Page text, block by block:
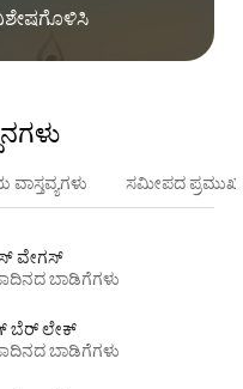
ವಿಶೇಷಗೊಳಿಸಿ
ಸಮೀಪದ ಪ್ರಮುಖ
ವೇಗಸ್
ಬಾಡಿಗೆಗಳು
ಬೆರ್ ಲೇಕ್
ಬಾಡಿಗೆಗಳು